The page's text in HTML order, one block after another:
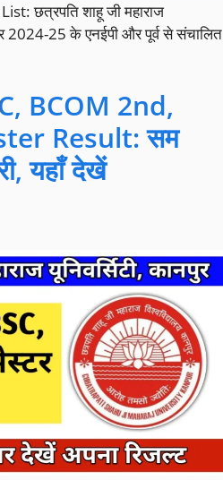
छत्रपति शाहू जी महाराज
2024-25 के एनईपी और पूर्व से संचालित
BCOM 2nd,
Result: सम
यहाँ देखें